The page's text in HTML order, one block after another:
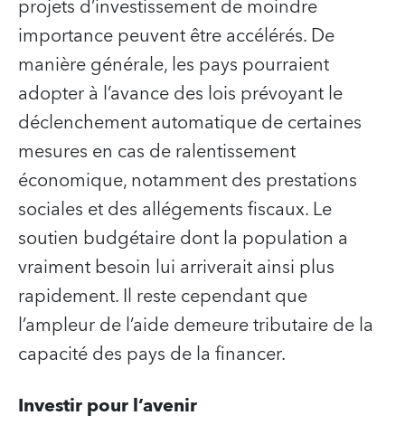
projets d’investissement de moindre
importance peuvent être accélérés. De
manière générale, les pays pourraient
adopter à l’avance des lois prévoyant le
déclenchement automatique de certaines
mesures en cas de ralentissement
économique, notamment des prestations
sociales et des allégements fiscaux. Le
soutien budgétaire dont la population a
vraiment besoin lui arriverait ainsi plus
rapidement. Il reste cependant que
l’ampleur de l’aide demeure tributaire de la
capacité des pays de la financer.
Investir pour l’avenir